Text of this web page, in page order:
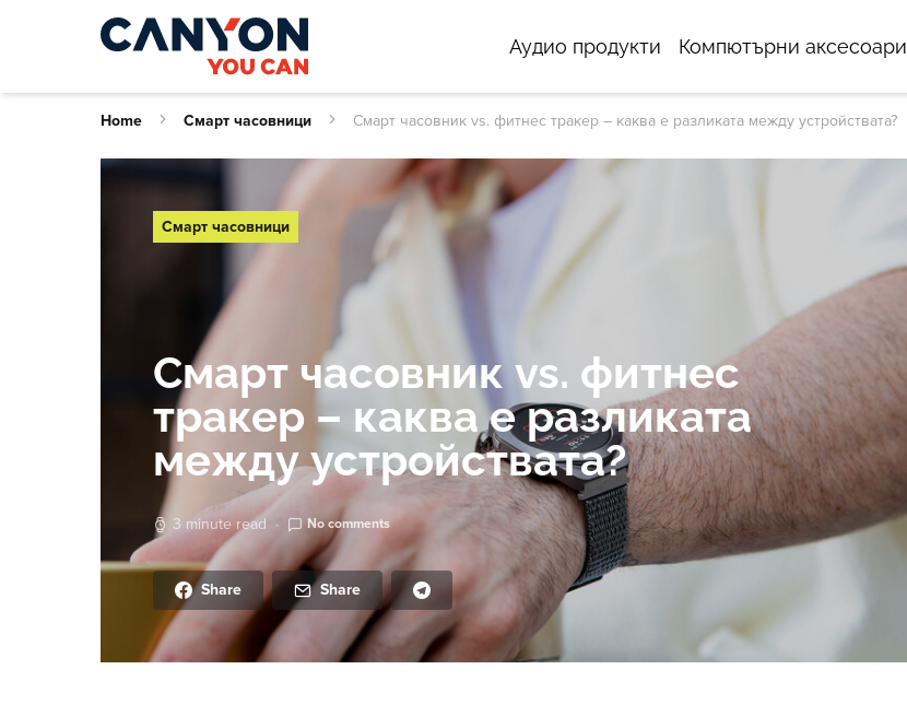
Аудио продукти Компютърни аксесоари
Home Смарт часовници Смарт часовник vs. фитнес тракер – каква е разликата между устройствата?
Смарт часовници
Смарт часовник vs. фитнес
тракер – каква е разликата
между устройствата?
3 minute read No comments
Share Share